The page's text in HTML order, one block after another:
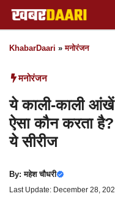
Skip
to
content
KhabarDaari »मनोरंजन
मनोरंजन
ये काली-काली आंखें
ऐसा कौन करता
ये सीरीज
By:महेश चौधरी
Last Update: December 28,